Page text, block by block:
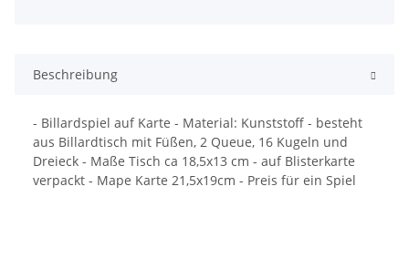
Beschreibung
- Billardspiel auf Karte - Material: Kunststoff - besteht
aus Billardtisch mit Füßen, 2 Queue, 16 Kugeln und
Dreieck - Maße Tisch ca 18,5x13 cm - auf Blisterkarte
verpackt - Mape Karte 21,5x19cm - Preis für ein Spiel